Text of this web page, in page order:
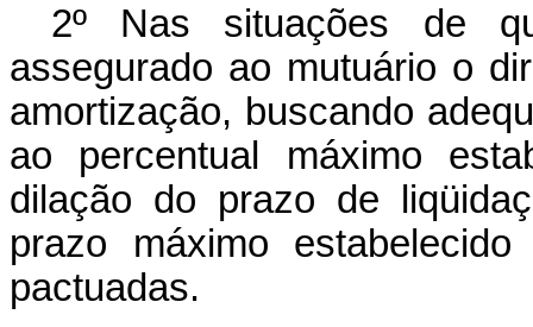
2º Nas situações de
assegurado ao mutuário o
amortização, buscando
ao percentual máximo
dilação do prazo de
prazo máximo
pactuadas.